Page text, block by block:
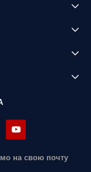
на свою почту